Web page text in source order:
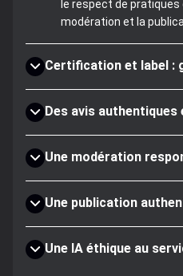
le respect de
modération et la
Certification et label :
Des avis
Une modération
Une publication
Une IA éthique au